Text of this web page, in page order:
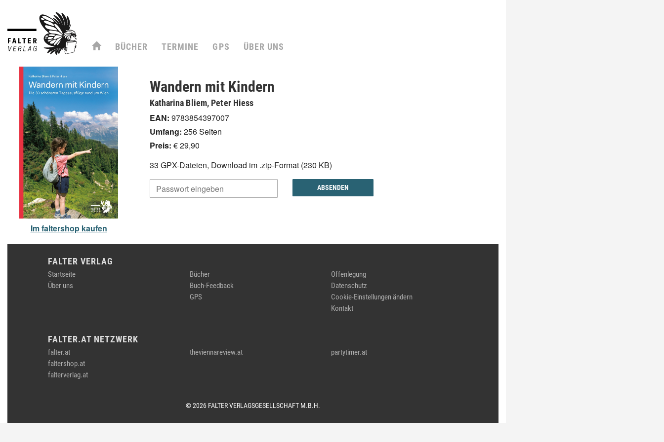
BÜCHER TERMINE GPS ÜBER UNS
Im faltershop kaufen
Wandern mit Kindern
Katharina Bliem, Peter Hiess
EAN: 9783854397007
Umfang: 256 Seiten
Preis: € 29,90
33 GPX-Dateien, Download im .zip-Format (230 KB)
ABSENDEN
FALTER VERLAG
Startseite
Über uns
Bücher
Buch-Feedback
GPS
Offenlegung
Datenschutz
Cookie-Einstellungen ändern
Kontakt
FALTER.AT NETZWERK
falter.at
faltershop.at
falterverlag.at
theviennareview.at partytimer.at
© 2026 FALTER VERLAGSGESELLSCHAFT M.B.H.